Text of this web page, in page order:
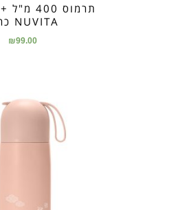
תרמוס
NUVITA כחול
₪99.00